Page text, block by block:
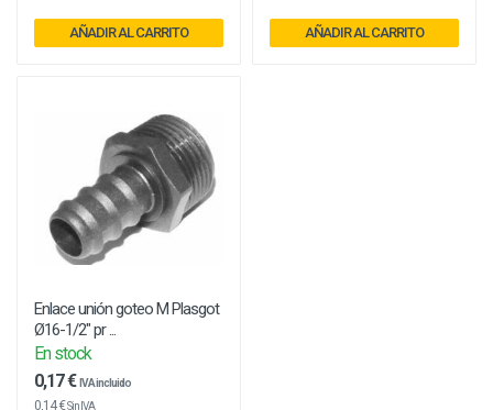
AÑADIR AL CARRITO AÑADIR AL CARRITO
Enlace unión goteo M Plasgot
Ø16-1/2" pr ...
En stock
0,17 € IVA incluido
0,14 €Sin IVA